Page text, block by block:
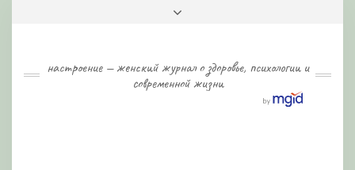
настроение — женский журнал о здоровье, психологии и
современной жизни